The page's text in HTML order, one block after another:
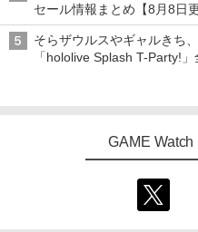
セール情報まとめ【8月8日更
ニンテンドーeショップで
そらザウルスやギャルきち
「hololive Splash T-Party!
GAME